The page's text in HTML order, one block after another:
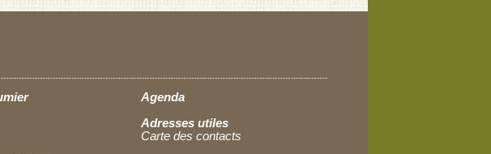
Agenda
Adresses utiles
Carte des contacts